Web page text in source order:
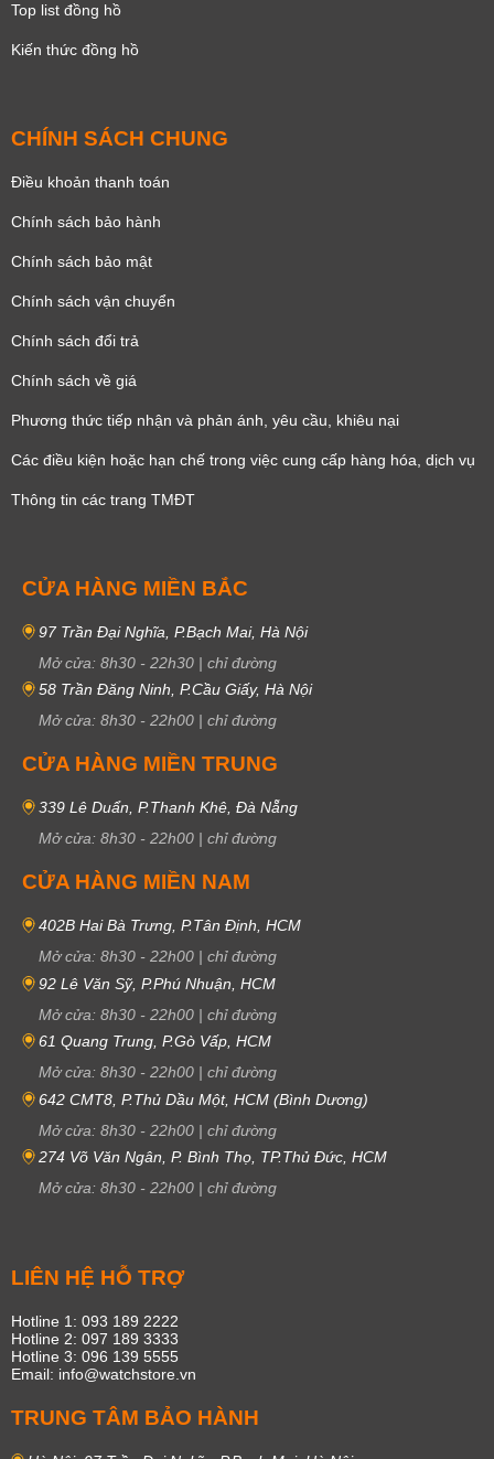
Top list đồng hồ
Kiến thức đồng hồ
CHÍNH SÁCH CHUNG
Điều khoản thanh toán
Chính sách bảo hành
Chính sách bảo mật
Chính sách vận chuyển
Chính sách đổi trả
Chính sách về giá
Phương thức tiếp nhận và phản ánh, yêu cầu, khiêu nại
Các điều kiện hoặc hạn chế trong việc cung cấp hàng hóa, dịch vụ
Thông tin các trang TMĐT
CỬA HÀNG MIỀN BẮC
97 Trần Đại Nghĩa, P.Bạch Mai, Hà Nội
Mở cửa: 8h30 - 22h30 | chỉ đường
58 Trần Đăng Ninh, P.Cầu Giấy, Hà Nội
Mở cửa: 8h30 - 22h00 | chỉ đường
CỬA HÀNG MIỀN TRUNG
339 Lê Duẩn, P.Thanh Khê, Đà Nẵng
Mở cửa: 8h30 - 22h00 | chỉ đường
CỬA HÀNG MIỀN NAM
402B Hai Bà Trưng, P.Tân Định, HCM
Mở cửa: 8h30 - 22h00 | chỉ đường
92 Lê Văn Sỹ, P.Phú Nhuận, HCM
Mở cửa: 8h30 - 22h00 | chỉ đường
61 Quang Trung, P.Gò Vấp, HCM
Mở cửa: 8h30 - 22h00 | chỉ đường
642 CMT8, P.Thủ Dầu Một, HCM (Bình Dương)
Mở cửa: 8h30 - 22h00 | chỉ đường
274 Võ Văn Ngân, P. Bình Thọ, TP.Thủ Đức, HCM
Mở cửa: 8h30 - 22h00 | chỉ đường
LIÊN HỆ HỖ TRỢ
Hotline 1: 093 189 2222
Hotline 2: 097 189 3333
Hotline 3: 096 139 5555
Email: info@watchstore.vn
TRUNG TÂM BẢO HÀNH